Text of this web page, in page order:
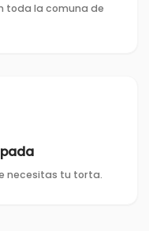
toda la comuna de
necesitas tu torta.